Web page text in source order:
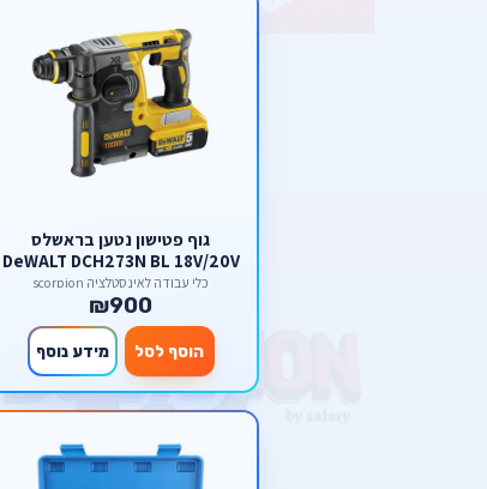
גוף פטישון נטען בראשלס
DeWALT DCH273N BL 18V/20V
DeWalt
כלי עבודה לאינסטלציה scorpion
₪900
הוסף לסל מידע נוסף